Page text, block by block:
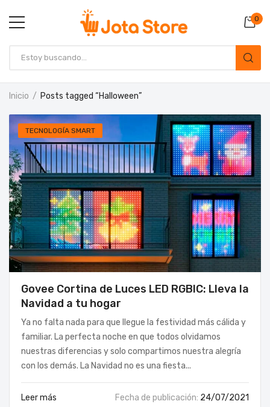
0
Inicio Posts tagged “Halloween”
TECNOLOGÍA SMART
Govee Cortina de Luces LED RGBIC: Lleva la
Navidad a tu hogar
Ya no falta nada para que llegue la festividad más cálida y
familiar. La perfecta noche en que todos olvidamos
nuestras diferencias y solo compartimos nuestra alegría
con los demás. La Navidad no es una fiesta...
Leer más Fecha de publicación: 24/07/2021
VERANO